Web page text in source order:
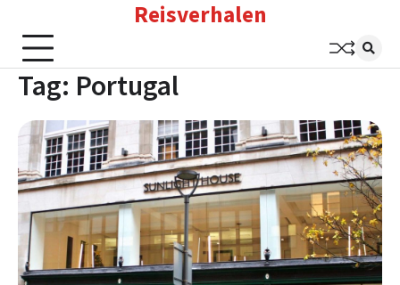
content
Reisverhalen
Tag: Portugal